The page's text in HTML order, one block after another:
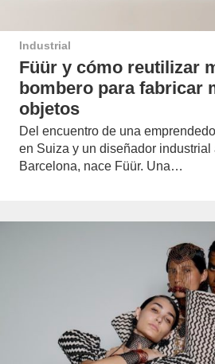
Industrial
Füür y cómo reutilizar
bombero para fabricar
objetos
Del encuentro de una
en Suiza y un diseñador
Barcelona, nace Füür. Una…